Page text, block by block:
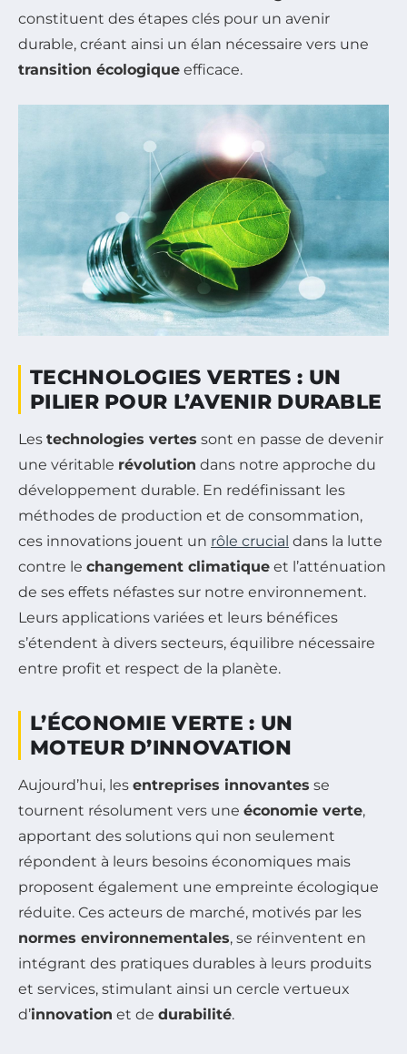
constituent des étapes clés pour un avenir
durable, créant ainsi un élan nécessaire vers une
transition écologique efficace.
TECHNOLOGIES VERTES : UN
PILIER POUR L’AVENIR DURABLE
Les technologies vertes sont en passe de devenir
une véritable révolution dans notre approche du
développement durable. En redéfinissant les
méthodes de production et de consommation,
ces innovations jouent un rôle crucial dans la lutte
contre le changement climatique et l’atténuation
de ses effets néfastes sur notre environnement.
Leurs applications variées et leurs bénéfices
s’étendent à divers secteurs, équilibre nécessaire
entre profit et respect de la planète.
L’ÉCONOMIE VERTE : UN
MOTEUR D’INNOVATION
Aujourd’hui, les entreprises innovantes se
tournent résolument vers une économie verte,
apportant des solutions qui non seulement
répondent à leurs besoins économiques mais
proposent également une empreinte écologique
réduite. Ces acteurs de marché, motivés par les
normes environnementales, se réinventent en
intégrant des pratiques durables à leurs produits
et services, stimulant ainsi un cercle vertueux
d’innovation et de durabilité.